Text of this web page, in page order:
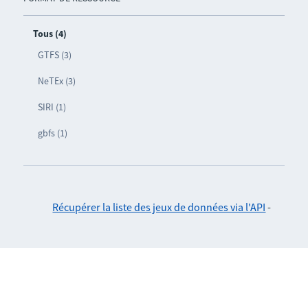
Tous (4)
GTFS (3)
NeTEx (3)
SIRI (1)
gbfs (1)
Récupérer la liste des jeux de données via l'API -